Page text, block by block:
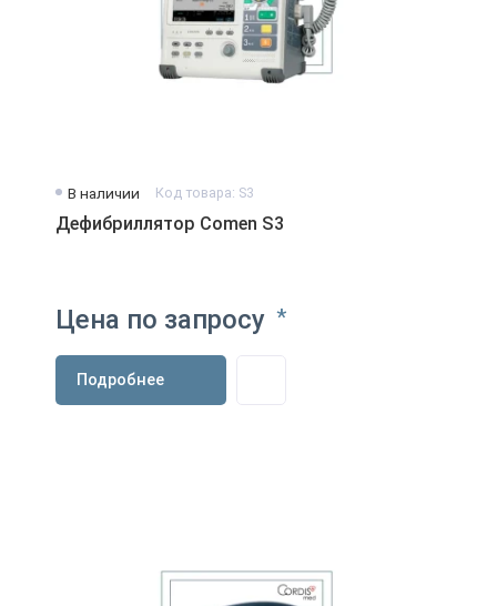
В наличии Код товара: S3
Дефибриллятор Comen S3
Цена по запросу *
Подробнее